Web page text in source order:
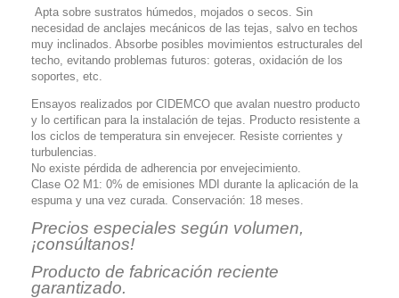
Apta sobre sustratos húmedos, mojados o secos. Sin
necesidad de anclajes mecánicos de las tejas, salvo en techos
muy inclinados. Absorbe posibles movimientos estructurales del
techo, evitando problemas futuros: goteras, oxidación de los
soportes, etc.
Ensayos realizados por CIDEMCO que avalan nuestro producto
y lo certifican para la instalación de tejas. Producto resistente a
los ciclos de temperatura sin envejecer. Resiste corrientes y
turbulencias.
No existe pérdida de adherencia por envejecimiento.
Clase O2 M1: 0% de emisiones MDI durante la aplicación de la
espuma y una vez curada. Conservación: 18 meses.
Precios especiales según volumen,
¡consúltanos!
Producto de fabricación reciente
garantizado.